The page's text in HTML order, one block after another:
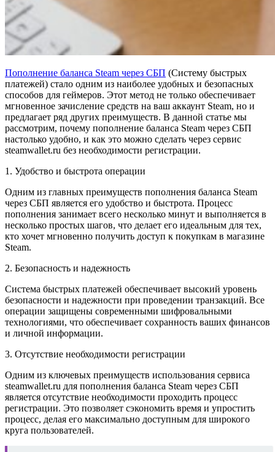
Пополнение баланса Steam через СБП (Систему быстрых
платежей) стало одним из наиболее удобных и безопасных
способов для геймеров. Этот метод не только обеспечивает
мгновенное зачисление средств на ваш аккаунт Steam, но и
предлагает ряд других преимуществ. В данной статье мы
рассмотрим, почему пополнение баланса Steam через СБП
настолько удобно, и как это можно сделать через сервис
steamwallet.ru без необходимости регистрации.
1. Удобство и быстрота операции
Одним из главных преимуществ пополнения баланса Steam
через СБП является его удобство и быстрота. Процесс
пополнения занимает всего несколько минут и выполняется в
несколько простых шагов, что делает его идеальным для тех,
кто хочет мгновенно получить доступ к покупкам в магазине
Steam.
2. Безопасность и надежность
Система быстрых платежей обеспечивает высокий уровень
безопасности и надежности при проведении транзакций. Все
операции защищены современными шифровальными
технологиями, что обеспечивает сохранность ваших финансов
и личной информации.
3. Отсутствие необходимости регистрации
Одним из ключевых преимуществ использования сервиса
steamwallet.ru для пополнения баланса Steam через СБП
является отсутствие необходимости проходить процесс
регистрации. Это позволяет сэкономить время и упростить
процесс, делая его максимально доступным для широкого
круга пользователей.